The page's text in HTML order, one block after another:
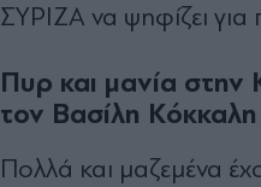
ΣΥΡΙΖΑ να ψηφίζει
Πυρ και μανία
τον Βασίλη Κόκκαλη
Πολλά και μαζεμένα